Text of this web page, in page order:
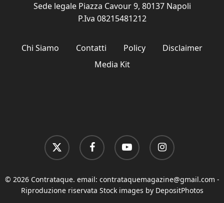
Sede legale Piazza Cavour 9, 80137 Napoli
P.Iva 08215481212
Chi Siamo Contatti Policy
Disclaimer
Media Kit
x-
twitter
facebook youtube instagram
© 2026 Contrataque. email: contrataquemagazine@gmail.com -
Riproduzione riservata Stock images by DepositPhotos